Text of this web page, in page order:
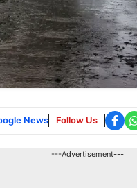
News Follow Us
---Advertisement---